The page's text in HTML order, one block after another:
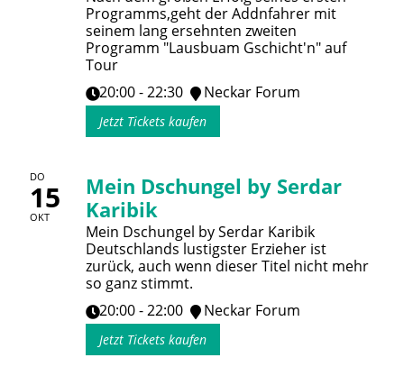
Programms,geht der Addnfahrer mit
seinem lang ersehnten zweiten
Programm "Lausbuam Gschicht'n" auf
Tour
20:00 - 22:30
Neckar Forum
Jetzt Tickets kaufen
DO
15
OKT
Mein Dschungel by Serdar
Karibik
Mein Dschungel by Serdar Karibik
Deutschlands lustigster Erzieher ist
zurück, auch wenn dieser Titel nicht mehr
so ganz stimmt.
20:00 - 22:00
Neckar Forum
Jetzt Tickets kaufen